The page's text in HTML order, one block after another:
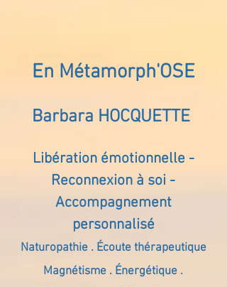
En Métamorph'OSE
Barbara HOCQUETTE
Libération émotionnelle -
Reconnexion à soi -
Accompagnement
personnalisé
Naturopathie . Écoute thérapeutique
Magnétisme . Énergétique .